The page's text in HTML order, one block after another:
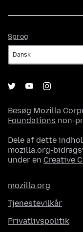
Sprog
Besøg Mozilla
Foundations non-
Dele af dette
mozilla.org-
under en Creative
mozilla.org
Tjenestevilkår
Privatlivspolitik